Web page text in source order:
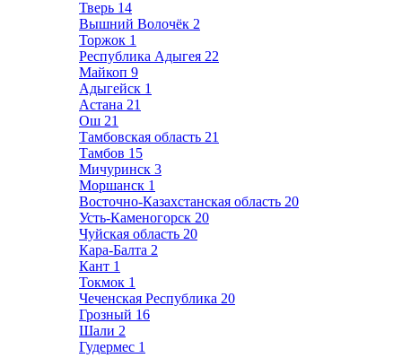
Тверь 14
Вышний Волочёк 2
Торжок 1
Республика Адыгея 22
Майкоп 9
Адыгейск 1
Астана 21
Ош 21
Тамбовская область 21
Тамбов 15
Мичуринск 3
Моршанск 1
Восточно-Казахстанская область 20
Усть-Каменогорск 20
Чуйская область 20
Кара-Балта 2
Кант 1
Токмок 1
Чеченская Республика 20
Грозный 16
Шали 2
Гудермес 1